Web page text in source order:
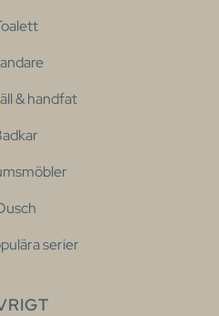
& handfat
serier